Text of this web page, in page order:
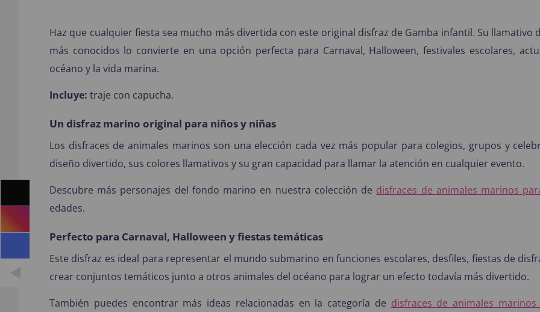
Haz que cualquier fiesta sea mucho más divertida con este original disfraz de Gamba infantil. Su
más conocidos lo convierte en una opción perfecta para Carnaval, Halloween, festivales escolares,
océano y la vida marina.
Incluye: traje con capucha.
Un disfraz marino original para niños y niñas
Los disfraces de animales marinos son una elección cada vez más popular para colegios, grupos y
diseño divertido, sus colores llamativos y su gran capacidad para llamar la atención en cualquier evento.
Descubre más personajes del fondo marino en nuestra colección de disfraces de animales marinos
edades.
Perfecto para Carnaval, Halloween y fiestas temáticas
Este disfraz es ideal para representar el mundo submarino en funciones escolares, desfiles, fiestas de
crear conjuntos temáticos junto a otros animales del océano para lograr un efecto todavía más divertido.
También puedes encontrar más ideas relacionadas en la categoría de disfraces de animales